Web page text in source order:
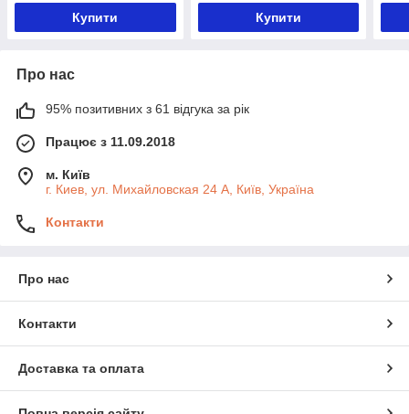
Купити Купити
Про нас
95% позитивних з 61 відгука за рік
Працює з 11.09.2018
м. Київ
г. Киев, ул. Михайловская 24 А, Київ, Україна
Контакти
Про нас
Контакти
Доставка та оплата